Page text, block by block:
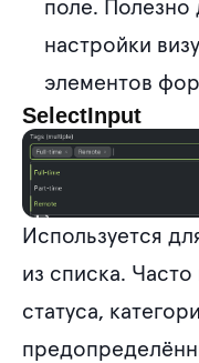
поле. Полезно
настройки
элементов
SelectInput
Используется
из списка.
статуса,